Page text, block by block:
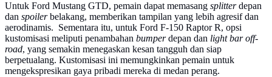
Untuk Ford Mustang GTD, pemain dapat memasang splitterdepan
dan spoilerbelakang, memberikan tampilan yang lebih agresif dan
aerodinamis. Sementara itu, untuk Ford F-150 Raptor R, opsi
kustomisasi meliputi penambahan bumperdepan dan light bar off-
road, yang semakin menegaskan kesan tangguh dan siap
berpetualang. Kustomisasi ini memungkinkan pemain untuk
mengekspresikan gaya pribadi mereka di medan perang.